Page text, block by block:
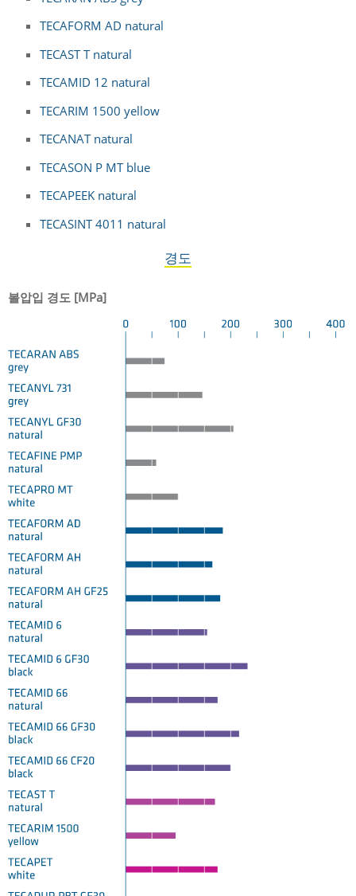
TECAFORM AD natural
TECAST T natural
TECAMID 12 natural
TECARIM 1500 yellow
TECANAT natural
TECASON P MT blue
TECAPEEK natural
TECASINT 4011 natural
경도
볼압입 경도 [MPa]